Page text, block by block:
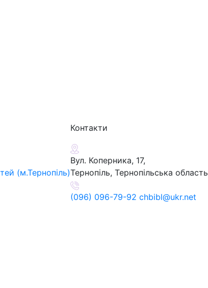
(м.Тернопіль)
Контакти
Вул. Коперника, 17,
Тернопіль, Тернопільська область
(096) 096-79-92 chbibl@ukr.net